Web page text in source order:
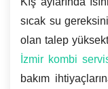
sıcak su
olan talep
İzmir kombi
bakım